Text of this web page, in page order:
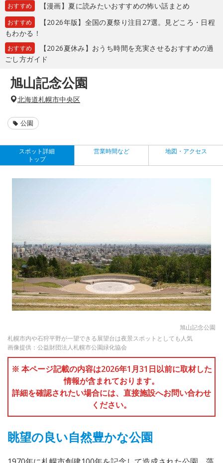
おすすめ 【漫画】夏に読みたいおすすめの怖い話まとめ
おすすめ
【2026年版】全国の夏祭り注目27選。見どころ・日程
もわかる！
おすすめ
【2026夏休み】おうち時間を充実させるおすすめの過
ごし方ガイド
旭山記念公園
北海道札幌市中央区
公園
スポット詳細
トップ
営業時間など 地図・アクセス
旭山記念公園
札幌市内や石狩平野が一望できる展望台は夜景スポットとしても人気
画像提供：公益財団法人札幌市公園緑化協会
※ 本ページ記載の内容は2026年1月31日以前に取材した
情報が含まれております。
詳細を確認されたい場合には、直接施設へお問い合わせ
ください。
眺望の良い自然豊かな公園